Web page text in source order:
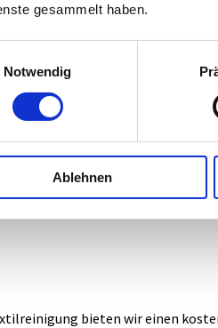
gesammelt haben.
Notwendig
Ablehnen
bieten wir einen